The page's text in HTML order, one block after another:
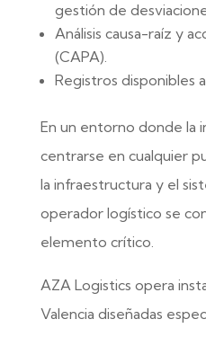
gestión de
Análisis causa-raíz y
(CAPA).
Registros disponibles
En un entorno donde la
centrarse en cualquier
la infraestructura y el
operador logístico se
elemento crítico.
AZA Logistics opera
Valencia diseñadas